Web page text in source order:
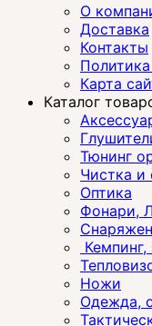
О
Доставка
Контакты
Карта
Каталог
Тюнинг
Чистка и
Оптика
Фонари,
Ножи
Одежда,